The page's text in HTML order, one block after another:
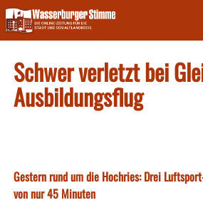
Skip
to
content
Schwer verletzt bei
Ausbildungsflug
Gestern rund um die Hochries: Drei
von nur 45 Minuten